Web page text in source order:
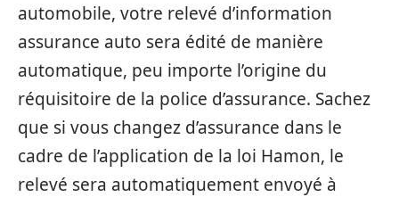
automobile, votre relevé d’information
assurance auto sera édité de manière
automatique, peu importe l’origine du
réquisitoire de la police d’assurance. Sachez
que si vous changez d’assurance dans le
cadre de l’application de la loi Hamon, le
relevé sera automatiquement envoyé à